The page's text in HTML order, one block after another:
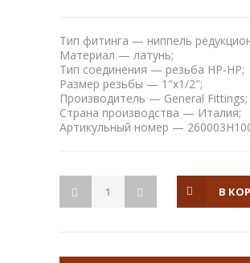
Тип фитинга — ниппель
Материал — латунь;
Тип соединения — резьба НР-НР;
Размер резьбы — 1″x1/2″;
Производитель — General Fittings;
Страна производства — Италия;
Артикульный номер —
В